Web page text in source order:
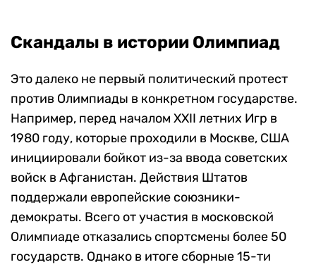
Скандалы в истории Олимпиад
Это далеко не первый политический протест
против Олимпиады в конкретном государстве.
Например, перед началом XXII летних Игр в
1980 году, которые проходили в Москве, США
инициировали бойкот из-за ввода советских
войск в Афганистан. Действия Штатов
поддержали европейские союзники-
демократы. Всего от участия в московской
Олимпиаде отказались спортсмены более 50
государств. Однако в итоге сборные 15-ти